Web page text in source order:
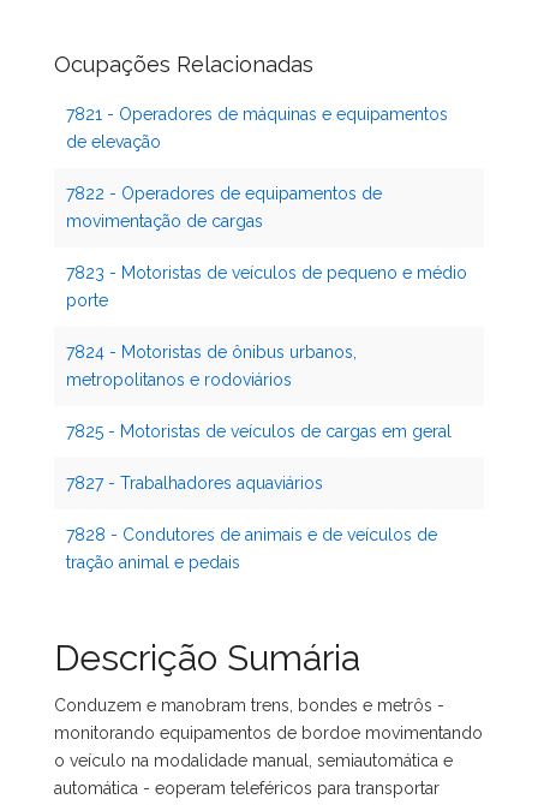
Ocupações Relacionadas
7821 - Operadores de máquinas e equipamentos
de elevação
7822 - Operadores de equipamentos de
movimentação de cargas
7823 - Motoristas de veículos de pequeno e médio
porte
7824 - Motoristas de ônibus urbanos,
metropolitanos e rodoviários
7825 - Motoristas de veículos de cargas em geral
7827 - Trabalhadores aquaviários
7828 - Condutores de animais e de veículos de
tração animal e pedais
Descrição Sumária
Conduzem e manobram trens, bondes e metrôs -
monitorando equipamentos de bordoe movimentando
o veículo na modalidade manual, semiautomática e
automática - eoperam teleféricos para transportar